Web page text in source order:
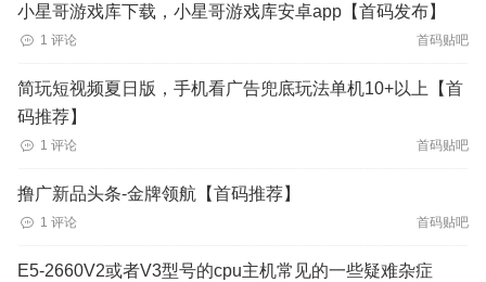
小星哥游戏库下载，小星哥游戏库安卓app【首码发布】
1 评论 首码贴吧
简玩短视频夏日版，手机看广告兜底玩法单机10+以上【首
码推荐】
1 评论 首码贴吧
撸广新品头条-金牌领航【首码推荐】
1 评论 首码贴吧
E5-2660V2或者V3型号的cpu主机常见的一些疑难杂症